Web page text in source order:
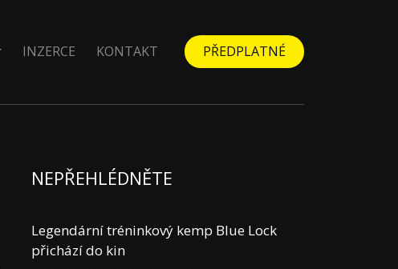
INZERCE KONTAKT PŘEDPLATNÉ
NEPŘEHLÉDNĚTE
Legendární tréninkový kemp Blue Lock
přichází do kin